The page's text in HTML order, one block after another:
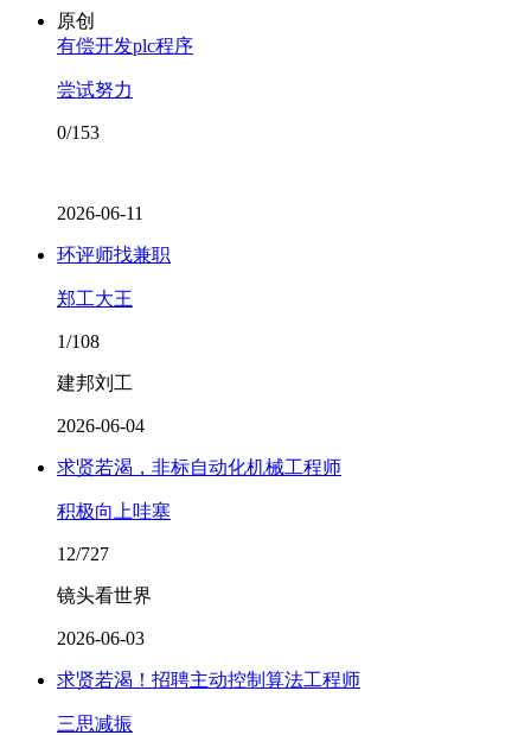
原创
有偿开发plc程序
尝试努力
0/153
2026-06-11
环评师找兼职
郑工大王
1/108
建邦刘工
2026-06-04
求贤若渴，非标自动化机械工程师
积极向上哇塞
12/727
镜头看世界
2026-06-03
求贤若渴！招聘主动控制算法工程师
三思减振